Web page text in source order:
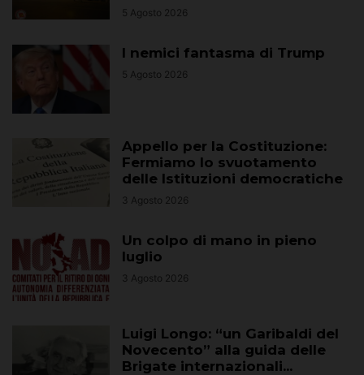
5 Agosto 2026
I nemici fantasma di Trump
5 Agosto 2026
Appello per la Costituzione:
Fermiamo lo svuotamento
delle Istituzioni democratiche
3 Agosto 2026
Un colpo di mano in pieno
luglio
3 Agosto 2026
Luigi Longo: “un Garibaldi del
Novecento” alla guida delle
Brigate internazionali...